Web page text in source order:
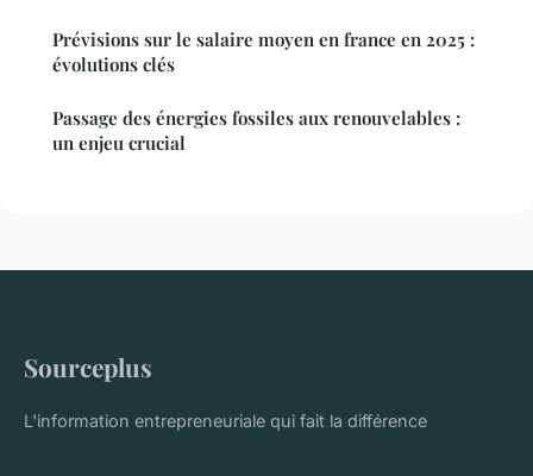
Prévisions sur le salaire moyen en france en 2025 :
évolutions clés
Passage des énergies fossiles aux renouvelables :
un enjeu crucial
Sourceplus
L'information entrepreneuriale qui fait la différence